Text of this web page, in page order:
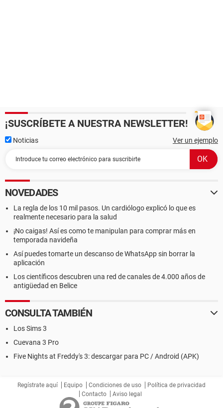
¡SUSCRÍBETE A NUESTRA NEWSLETTER!
Noticias Ver un ejemplo
NOVEDADES
La regla de los 10 mil pasos. Un cardiólogo explicó lo que es
realmente necesario para la salud
¡No caigas! Así es como te manipulan para comprar más en
temporada navideña
Así puedes tomarte un descanso de WhatsApp sin borrar la
aplicación
Los científicos descubren una red de canales de 4.000 años de
antigüedad en Belice
CONSULTA TAMBIÉN
Los Sims 3
Cuevana 3 Pro
Five Nights at Freddy's 3: descargar para PC / Android (APK)
Regístrate aquí Equipo Condiciones de uso
Política de privacidad
Contacto
Aviso legal